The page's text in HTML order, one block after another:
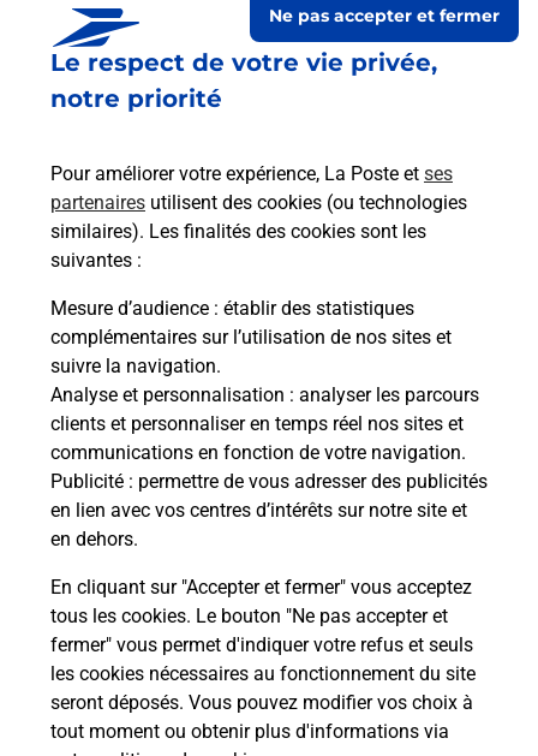
Le respect de votre vie privée,
notre priorité
Pour améliorer votre expérience, La Poste et ses
partenaires utilisent des cookies (ou technologies
similaires). Les finalités des cookies sont les
suivantes :
Mesure d’audience : établir des statistiques
complémentaires sur l’utilisation de nos sites et
suivre la navigation.
Analyse et personnalisation : analyser les parcours
clients et personnaliser en temps réel nos sites et
communications en fonction de votre navigation.
Publicité : permettre de vous adresser des publicités
en lien avec vos centres d’intérêts sur notre site et
en dehors.
En cliquant sur "Accepter et fermer" vous acceptez
tous les cookies. Le bouton "Ne pas accepter et
fermer" vous permet d'indiquer votre refus et seuls
les cookies nécessaires au fonctionnement du site
seront déposés. Vous pouvez modifier vos choix à
tout moment ou obtenir plus d'informations via
Ne pas accepter et fermer
Est-il possible d’acheter un
emballage directement depuis un
Comment demander une
modification de livraison ?
Comment La Poste participe-t-elle
à votre sécurité au quotidien ?
Puis-je passer mon code de la route
avec La Poste et sous quelles
conditions ?
Localiser Liste Lot TOUZAC